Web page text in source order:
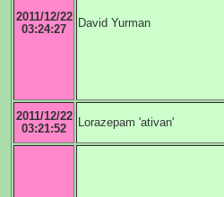
2011/12/22
03:24:27
David Yurman
2011/12/22
03:21:52
Lorazepam 'ativan'